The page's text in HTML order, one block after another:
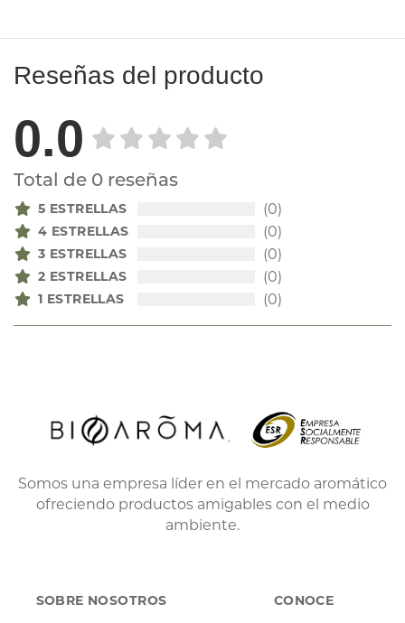
Reseñas del producto
0.0
Total de 0 reseñas
5 ESTRELLAS (0)
4 ESTRELLAS (0)
3 ESTRELLAS (0)
2 ESTRELLAS (0)
1 ESTRELLAS (0)
Somos una empresa líder en el mercado aromático
ofreciendo productos amigables con el medio
ambiente.
SOBRE NOSOTROS CONOCE